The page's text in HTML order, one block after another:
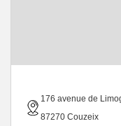
176 avenue de
87270 Couzeix